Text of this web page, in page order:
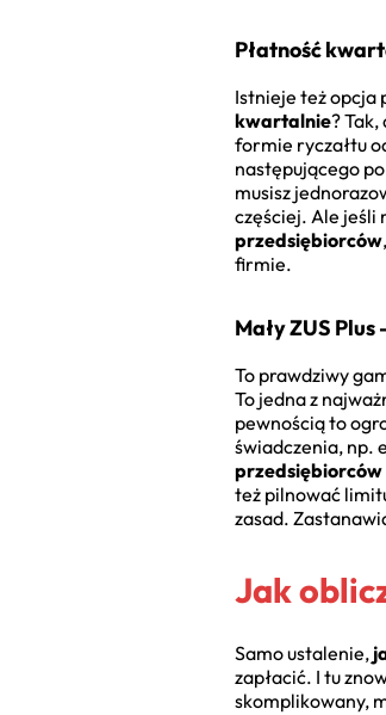
Płatność
Istnieje też opcja
kwartalnie?
formie ryczałtu
następującego
musisz
częściej. Ale jeśli
przedsiębiorców
firmie.
Mały ZUS
To prawdziwy
To jedna z
pewnością to
świadczenia, np.
przedsiębiorców
też pilnować
zasad.
Jak
Samo ustalenie,
zapłacić. I tu
skomplikowany,